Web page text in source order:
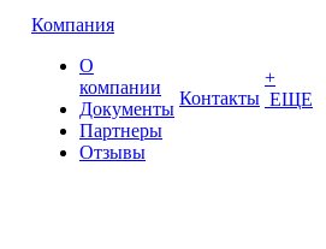
Компания
О
компании
Документы
Партнеры
Отзывы
Контакты
+
ЕЩЕ